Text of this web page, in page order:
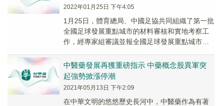
2022年01月25日 下午4:05
1月25日，體育總局、中國足協共同組織了第一批
全國足球發展重點城市的材料審核和實地考察工
作，經專家組審議並報全國足球發展重點城市工
市、武漢...
中醫藥發展再獲重磅指示 中藥概念股異軍突
起強勢掀漲停潮
2021年05月13日 下午2:09
在中華文明的悠悠歷史長河中，中醫藥作為有著